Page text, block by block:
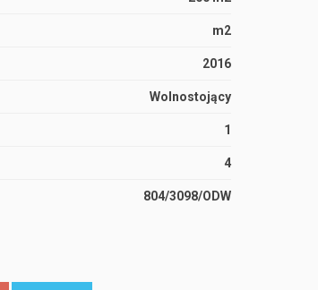
m2
2016
Wolnostojący
1
4
804/3098/ODW